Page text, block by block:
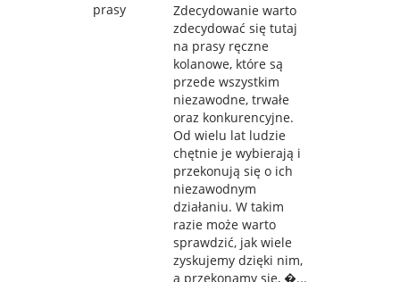
Zdecydowanie warto
zdecydować się tutaj
na prasy ręczne
kolanowe, które są
przede wszystkim
niezawodne, trwałe
oraz konkurencyjne.
Od wielu lat ludzie
chętnie je wybierają i
przekonują się o ich
niezawodnym
działaniu. W takim
razie może warto
sprawdzić, jak wiele
zyskujemy dzięki nim,
a przekonamy się, �...